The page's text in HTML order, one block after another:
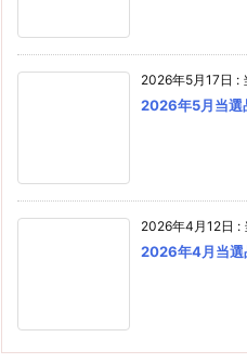
2026年5月17日 :
2026年5月当選
2026年4月12日 :
2026年4月当選